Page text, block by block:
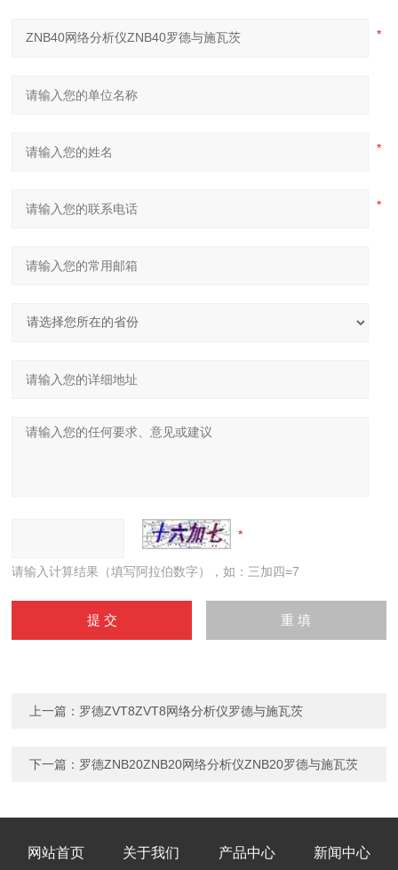
请输入计算结果（填写阿拉伯数字），如：三加四=7
上一篇： 罗德ZVT8ZVT8网络分析仪罗德与施瓦茨
下一篇： 罗德ZNB20ZNB20网络分析仪ZNB20罗德与施瓦茨
网站首页 关于我们 产品中心 新闻中心